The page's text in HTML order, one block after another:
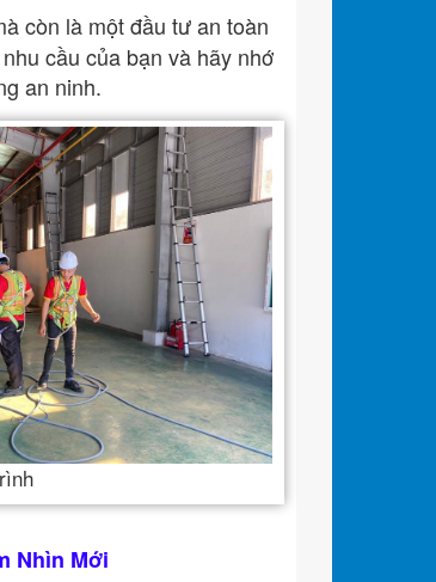
còn là một đầu tư an toàn
cầu của bạn và hãy nhớ
an ninh.
Nhìn Mới